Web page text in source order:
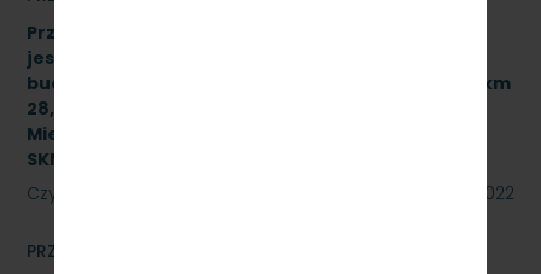
Przetarg nieograniczony, którego przedmiotem
jest wykonanie robót budowlanych związanych z
budową przystanku służbowego w torze nr 502 w km
28,950 linii kolejowej nr 250 dla PKP Szybka Kolej
Miejska w Trójmieście Sp. z o.o. [sprawa:
SKMMU.086.37.22]
Czytaj dalej
11 lipca 2022
PRZETARGI